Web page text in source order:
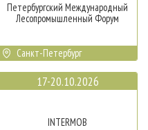
Петербургский Международный
Лесопромышленный Форум
Санкт-Петербург
17-20.10.2026
INTERMOB